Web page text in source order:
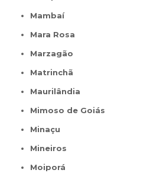
Mambaí
Mara Rosa
Marzagão
Matrinchã
Maurilândia
Mimoso de Goiás
Minaçu
Mineiros
Moiporá